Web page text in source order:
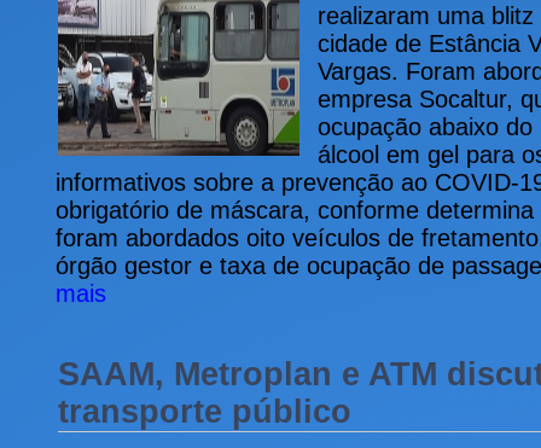
realizaram uma
cidade de Estância
Vargas. Foram
empresa Socaltur,
ocupação abaixo
álcool em gel para
informativos sobre a prevenção ao COVID-
obrigatório de máscara, conforme
foram abordados oito veículos de
órgão gestor e taxa de ocupação de
mais
SAAM, Metroplan e ATM
transporte público